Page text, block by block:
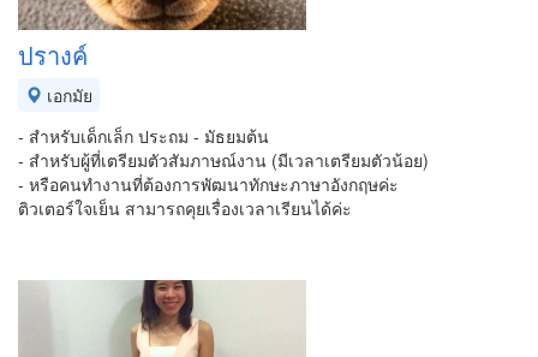
ปรางค์
เอกมัย
- สำหรับเด็กเล็ก ประถม - มัธยมต้น
- สำหรับผู้ที่เตรียมตัวสัมภาษณ์งาน (มีเวลาเตรียมตัวน้อย)
- หรือคนทำงานที่ต้องการพัฒนาทักษะภาษาอังกฤษค่ะ
ติวเตอร์ใจเย็น สามารถคุยเรื่องเวลาเรียนได้ค่ะ